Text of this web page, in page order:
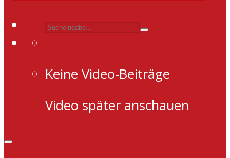
Keine Video-Beiträge
Video später anschauen